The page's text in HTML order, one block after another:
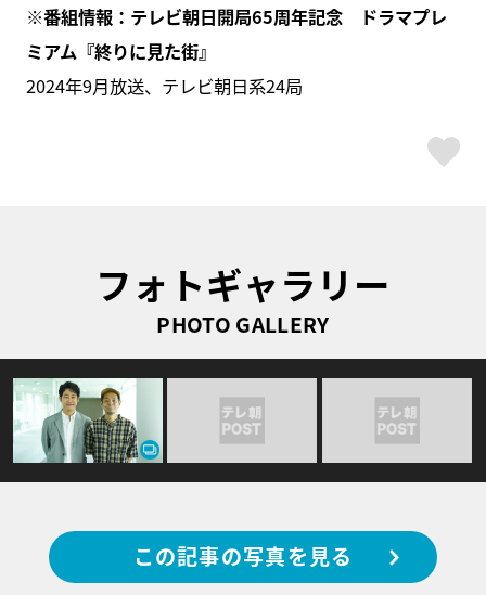
※番組情報：テレビ朝日開局65周年記念 ドラマプレ
ミアム『終りに見た街』
2024年9月放送、テレビ朝日系24局
フォトギャラリー
PHOTO GALLERY
この記事の写真を見る